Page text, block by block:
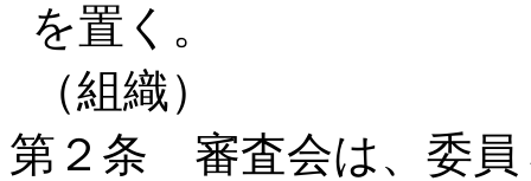
を置く。
（組織）
第２条 審査会は、委員